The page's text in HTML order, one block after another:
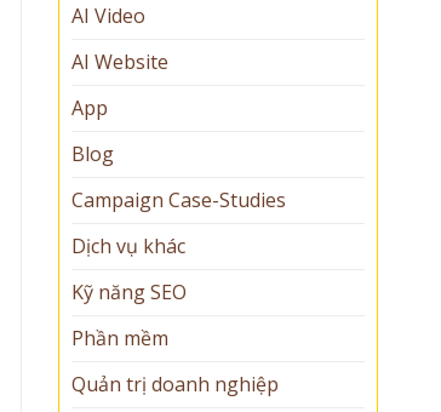
AI Video
AI Website
App
Blog
Campaign Case-Studies
Dịch vụ khác
Kỹ năng SEO
Phần mềm
Quản trị doanh nghiệp